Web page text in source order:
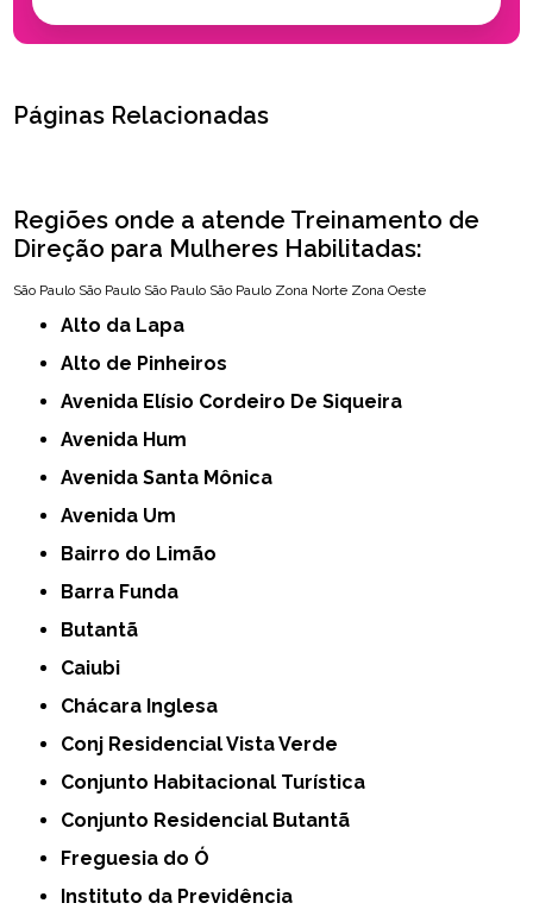
Páginas Relacionadas
Regiões onde a atende Treinamento de
Direção para Mulheres Habilitadas:
São Paulo São Paulo São Paulo São Paulo Zona Norte Zona Oeste
Alto da Lapa
Alto de Pinheiros
Avenida Elísio Cordeiro De Siqueira
Avenida Hum
Avenida Santa Mônica
Avenida Um
Bairro do Limão
Barra Funda
Butantã
Caiubi
Chácara Inglesa
Conj Residencial Vista Verde
Conjunto Habitacional Turística
Conjunto Residencial Butantã
Freguesia do Ó
Instituto da Previdência